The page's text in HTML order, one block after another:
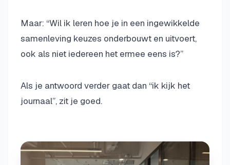
Maar: “Wil ik leren hoe je in een ingewikkelde
samenleving keuzes onderbouwt en uitvoert,
ook als niet iedereen het ermee eens is?”
Als je antwoord verder gaat dan “ik kijk het
journaal”, zit je goed.